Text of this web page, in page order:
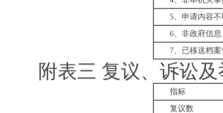
5、申请内容
6、非政府信息
7、已移送档
附表三 复议、诉讼
指标
复议数